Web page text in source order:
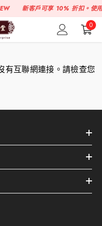
新客戶可享 10% 折扣。使用
0
0
件
有互聯網連接。請檢查您